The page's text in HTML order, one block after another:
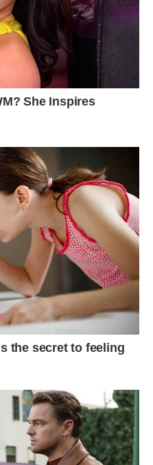
формі (є
цифровий, тому що фізично
що вони працюють
а не з персоналіями. Якщо
школа звертається в
звертатися, тому що у
вводив, зараз у відпустці.